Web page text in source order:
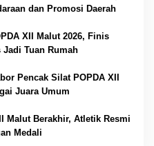
dan Promosi Daerah
XII Malut 2026, Finis
Jadi Tuan Rumah
Pencak Silat POPDA XII
Juara Umum
Malut Berakhir, Atletik Resmi
Medali